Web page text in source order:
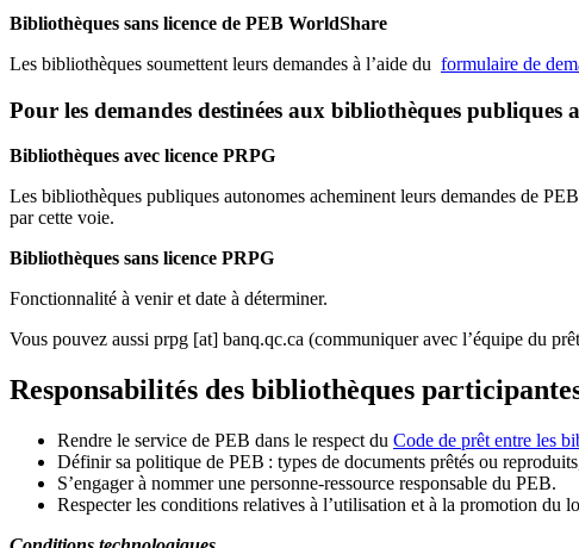
Bibliothèques sans licence de PEB WorldShare
Les bibliothèques soumettent leurs demandes à l’aide du formulaire de
Pour les demandes destinées aux bibliothèques publiques
Bibliothèques avec licence PRPG
Les bibliothèques publiques autonomes acheminent leurs demandes de
par cette voie.
Bibliothèques sans licence PRPG
Fonctionnalité à venir et date à déterminer.
Vous pouvez aussi prpg [at] banq.qc.ca (communiquer avec l’équipe du
Responsabilités des bibliothèques
Rendre le service de PEB dans le respect du Code de prêt entre les
Définir sa politique de PEB : types de documents prêtés ou
S’engager à nommer une personne-ressource responsable du PEB.
Respecter les conditions relatives à l’utilisation et à la promotion du